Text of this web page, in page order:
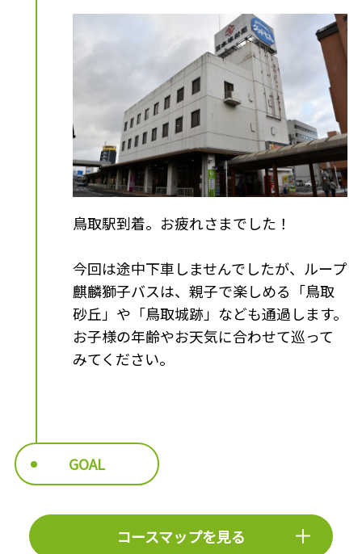
鳥取駅到着。お疲れさまでした！
今回は途中下車しませんでしたが、ループ
麒麟獅子バスは、親子で楽しめる「鳥取
砂丘」や「鳥取城跡」なども通過します。
お子様の年齢やお天気に合わせて巡って
みてください。
GOAL
コースマップを見る